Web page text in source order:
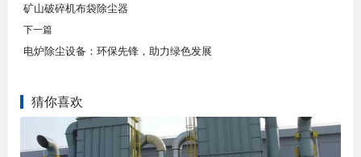
矿山破碎机布袋除尘器
下一篇
电炉除尘设备：环保先锋，助力绿色发展
猜你喜欢